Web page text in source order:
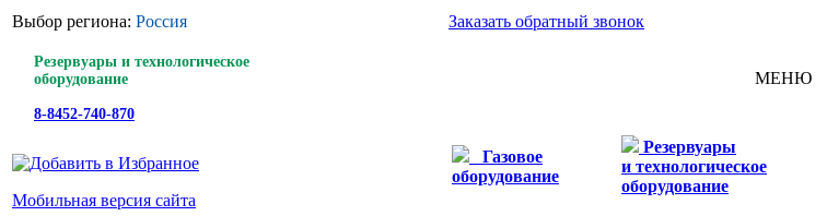
Выбор региона: Россия
Резервуары и технологическое
оборудование
8-8452-740-870
Мобильная версия сайта
Заказать обратный звонок
МЕНЮ
Газовое
оборудование
Резервуары
и технологическое
оборудование